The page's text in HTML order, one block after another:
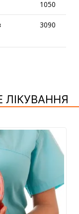
1050
3090
ЛІКУВАННЯ